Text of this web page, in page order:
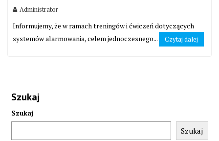
Administrator
Informujemy, że w ramach treningów i ćwiczeń dotyczących
systemów alarmowania, celem jednoczesnego...
Czytaj dalej
Szukaj
Szukaj
Szukaj